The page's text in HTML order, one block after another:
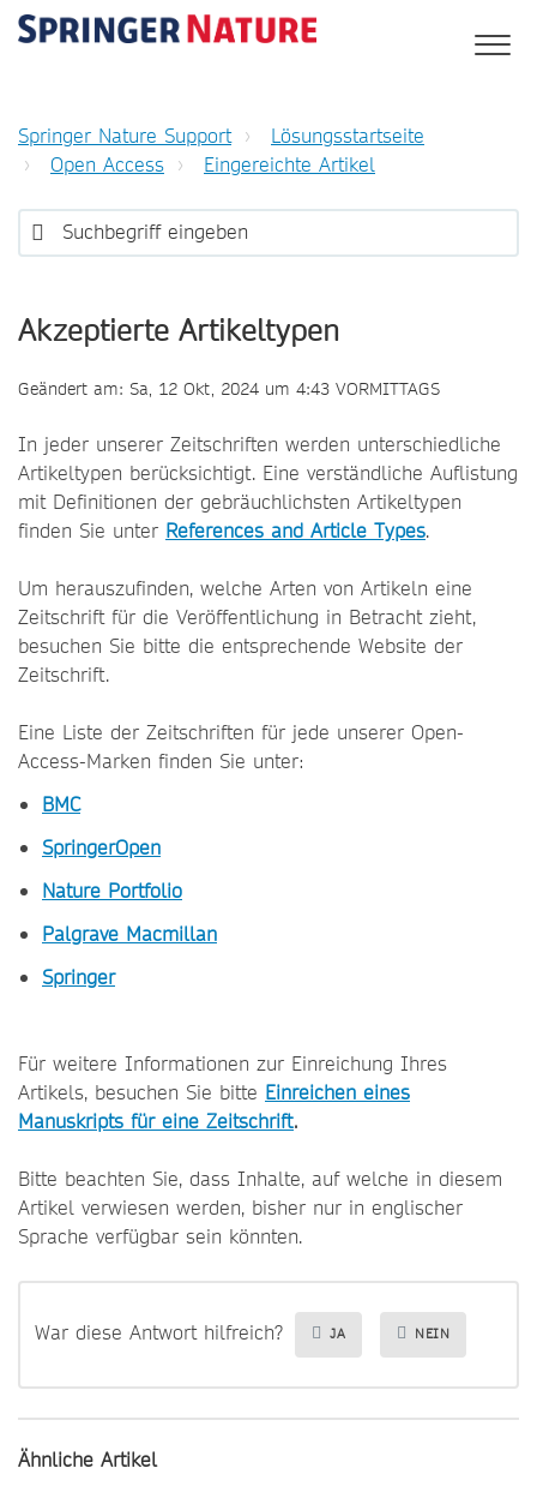
Springer Nature Support
Lösungsstartseite
Open Access
Eingereichte Artikel
Akzeptierte Artikeltypen
Geändert am: Sa, 12 Okt, 2024 um 4:43 VORMITTAGS
In jeder unserer Zeitschriften werden unterschiedliche
Artikeltypen berücksichtigt. Eine verständliche Auflistung
mit Definitionen der gebräuchlichsten Artikeltypen
finden Sie unter References and Article Types.
Um herauszufinden, welche Arten von Artikeln eine
Zeitschrift für die Veröffentlichung in Betracht zieht,
besuchen Sie bitte die entsprechende Website der
Zeitschrift.
Eine Liste der Zeitschriften für jede unserer Open-
Access-Marken finden Sie unter:
BMC
SpringerOpen
Nature Portfolio
Palgrave Macmillan
Springer
Für weitere Informationen zur Einreichung Ihres
Artikels, besuchen Sie bitte Einreichen eines
Manuskripts für eine Zeitschrift.
Bitte beachten Sie, dass Inhalte, auf welche in diesem
Artikel verwiesen werden, bisher nur in englischer
Sprache verfügbar sein könnten.
War diese Antwort hilfreich? JA NEIN
Ähnliche Artikel